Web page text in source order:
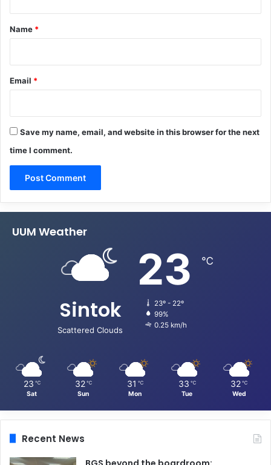
*
Name *
Email *
Save my name, email, and website in this browser for the next
time I comment.
UUM Weather
Sintok
Scattered Clouds
23 ℃
23º - 22º
99%
0.25 km/h
23 ℃
Sat
32 ℃
Sun
31 ℃
Mon
33 ℃
Tue
32 ℃
Wed
Recent News